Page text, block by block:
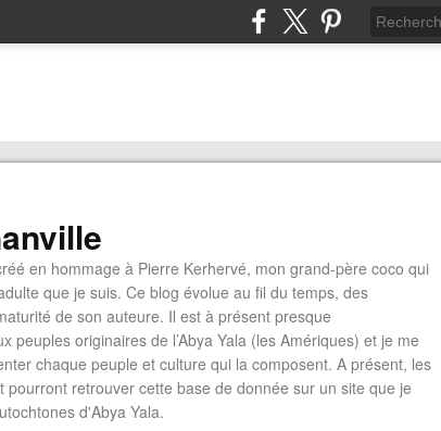
en hommage à Pierre Kerhervé, mon grand-père coco qui
que je suis. Ce blog évolue au fil du temps, des
de son auteure. Il est à présent presque
peuples originaires de l’Abya Yala (les Amériques) et je me
chaque peuple et culture qui la composent. A présent, les
pourront retrouver cette base de donnée sur un site que je
d'Abya Yala.